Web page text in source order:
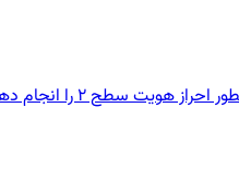
احراز هویت سطح ۲ را انجام دهم؟